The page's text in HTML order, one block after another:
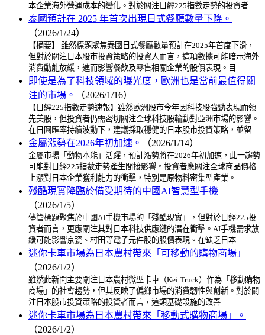
本企業海外營運成本的變化。對於關注日經225指數走勢的投資者
泰國預計在 2025 年首次出現日式餐廳數量下降。
（2026/1/24）
【摘要】 雖然標題聚焦泰國日式餐廳數量預計在2025年首度下滑，
但對於關注日本股市投資策略的投資人而言，這項數據可能暗示海外
消費動能放緩，進而影響餐飲及零售相關企業的股價表現。目
即使是為了科技領域的曝光度，歐洲也是當前最值得關
注的市場。
（2026/1/16）
【日經225指數走勢速報】雖然歐洲股市今年因科技股強勁表現而領
先美股，但投資者仍需密切關注全球科技股輪動對亞洲市場的影響。
在日圓匯率持續波動下，建議採取穩健的日本股市投資策略，並留
金屬漲勢在2026年初加速。 （2026/1/14）
金屬市場「動物本能」活躍，預計漲勢將在2026年初加速，此一趨勢
可能對日經225指數走勢產生間接影響。投資者應關注全球商品價格
上漲對日本企業獲利能力的衝擊，特別是原物料密集型產業。
殘酷現實降臨於備受期待的中國AI智慧型手機
（2026/1/5）
儘管標題聚焦於中國AI手機市場的「殘酷現實」，但對於日經225投
資者而言，更應關注其對日本科技供應鏈的潛在衝擊。AI手機需求放
緩可能影響京瓷、村田等電子元件股的股價表現。在缺乏日本
迷你卡車市場為日本農村帶來「可移動的購物商場」
（2026/1/2）
雖然此新聞主要關注日本農村微型卡車（Kei Truck）作為「移動購物
商場」的社會趨勢，但其反映了偏鄉市場的消費韌性與創新。對於關
注日本股市投資策略的投資者而言，這類基礎設施的改善
迷你卡車市場為日本農村帶來「移動式購物商場」。
（2026/1/2）